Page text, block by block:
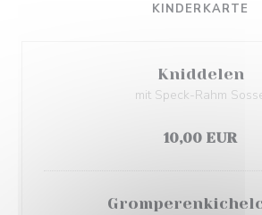
KINDERKARTE
Kniddelen
mit Speck-Rahm
10,00 EUR